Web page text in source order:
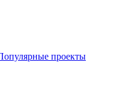
проекты